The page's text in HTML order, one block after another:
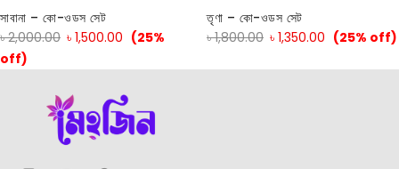
সাবানা – কো-ওডস সেট
৳2,000.00 ৳ 1,500.00 (25%
off)
তৃণা – কো-ওডস সেট
৳1,800.00 ৳ 1,350.00 (25% off)